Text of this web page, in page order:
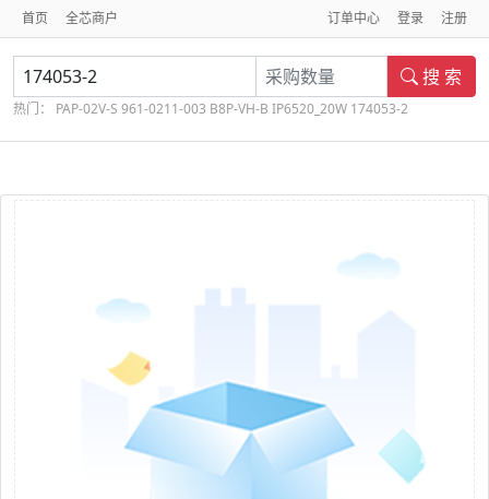
首页 全芯商户 订单中心 登录 注册
搜 索
热门： PAP-02V-S 961-0211-003 B8P-VH-B IP6520_20W 174053-2